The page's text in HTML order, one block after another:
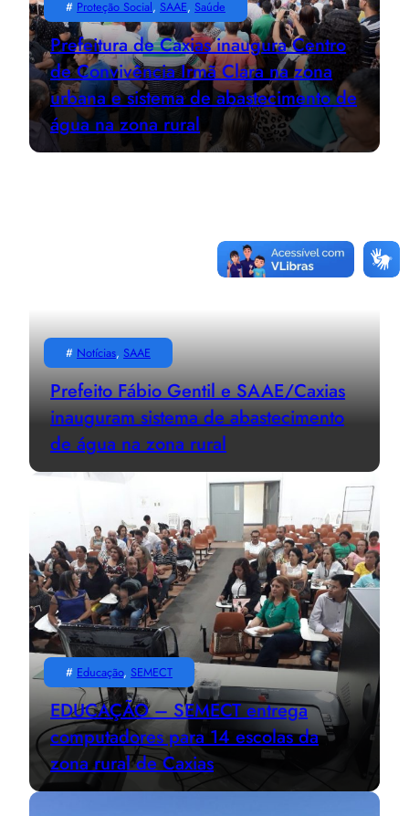
# Proteção Social, SAAE, Saúde
Prefeitura de Caxias inaugura Centro
de Convivência Irmã Clara na zona
urbana e sistema de abastecimento de
água na zona rural
# Notícias, SAAE
Prefeito Fábio Gentil e SAAE/Caxias
inauguram sistema de abastecimento
de água na zona rural
# Educação, SEMECT
EDUCAÇÃO – SEMECT entrega
computadores para 14 escolas da
zona rural de Caxias